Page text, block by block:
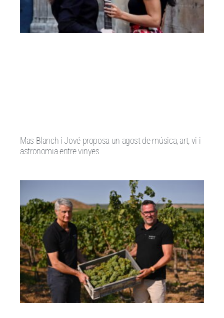
Mas Blanch i Jové proposa un agost de música, art, vi i
astronomia entre vinyes